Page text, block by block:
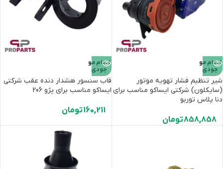
اتمام مو
جودی
شیر تنظیم فشار تهویه موتور
(سایکلون) شرکتی ایساکو مناسب برای
دنا پلاس توربو
858,858تومان
اتمام مو
جودی
قاب سنسور هشدار دنده عقب شرکتی
ایساکو مناسب برای پژو 206
160,211تومان